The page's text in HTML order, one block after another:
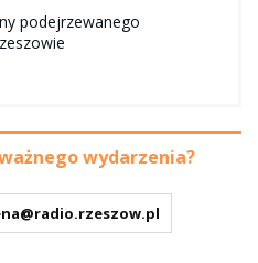
podejrzewanego
wydarzenia?